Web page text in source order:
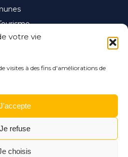
votre vie
visites à des fins d'améliorations de
Je refuse
choisis